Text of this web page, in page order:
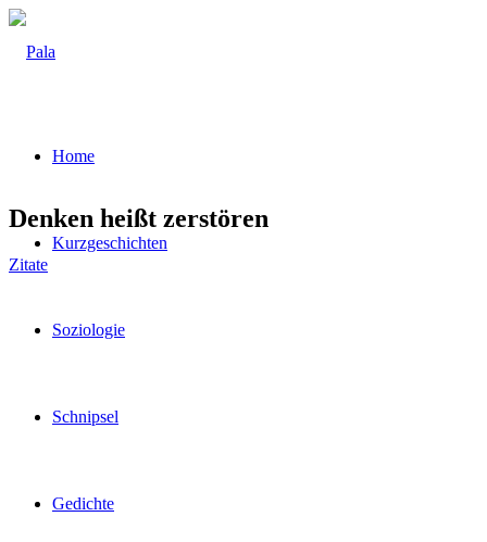
Home
Kurz­ge­schich­ten
Sozio­lo­gie
Schnip­sel
Gedich­te
Den­ken heißt zerstören
Zitate